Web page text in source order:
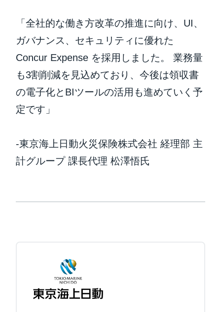
「全社的な働き方改革の推進に向け、UI、
ガバナンス、セキュリティに優れた
Concur Expense を採用しました。 業務量
も3割削減を見込めており、今後は領収書
の電子化とBIツールの活用も進めていく予
定です」
-東京海上日動火災保険株式会社 経理部 主
計グループ 課長代理 松澤悟氏